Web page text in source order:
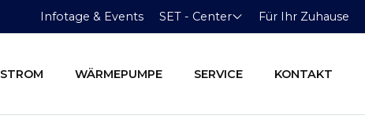
Infotage & Events SET - Center Für Ihr Zuhause
WÄRMEPUMPE SERVICE KONTAKT